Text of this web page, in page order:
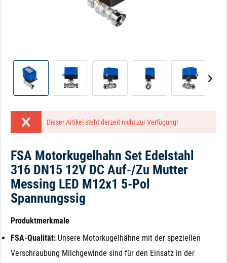
Dieser Artikel steht derzeit nicht zur Verfügung!
FSA Motorkugelhahn Set Edelstahl
316 DN15 12V DC Auf-/Zu Mutter
Messing LED M12x1 5-Pol
Spannungssig
Produktmerkmale
FSA-Qualität: Unsere Motorkugelhähne mit der speziellen
Verschraubung Milchgewinde sind für den Einsatz in der